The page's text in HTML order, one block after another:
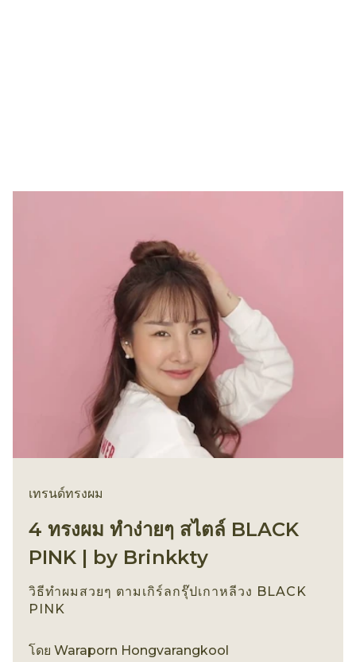
เทรนด์ทรงผม
4 ทรงผม ทำง่ายๆ สไตล์ BLACK
PINK | by Brinkkty
วิธีทำผมสวยๆ ตามเกิร์ลกรุ๊ปเกาหลีวง BLACK
PINK
โดย Waraporn Hongvarangkool